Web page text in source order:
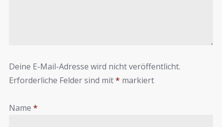
Deine E-Mail-Adresse wird nicht veröffentlicht.
Erforderliche Felder sind mit* markiert
Name *